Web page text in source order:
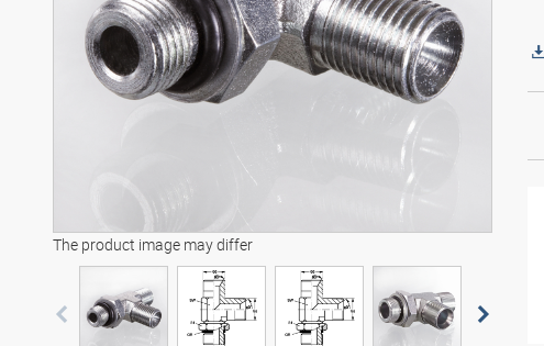
The product image may differ